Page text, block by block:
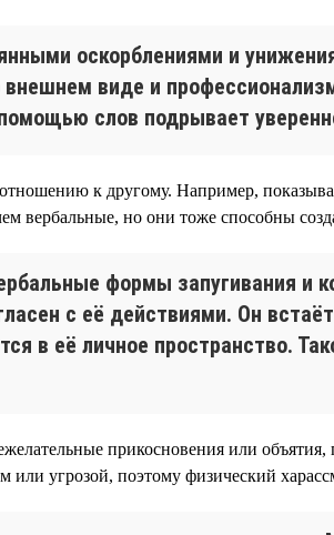
оскорблениями и
виде и
слов подрывает
к другому. Например,
вербальные, но они тоже способны
формы запугивания и
с её действиями. Он
в её личное пространство.
прикосновения или
угрозой, поэтому физический